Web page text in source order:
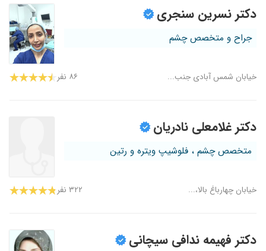
دکتر نسرین سنجری
جراح و متخصص چشم
خیابان شمس آبادی جنب... ۸۶ نفر
دکتر غلامعلی نادریان
متخصص چشم ، فلوشیپ ویتره و رتین
خیابان چهارباغ بالا،... ۳۲۲ نفر
دکتر فهیمه ندافی سیچانی